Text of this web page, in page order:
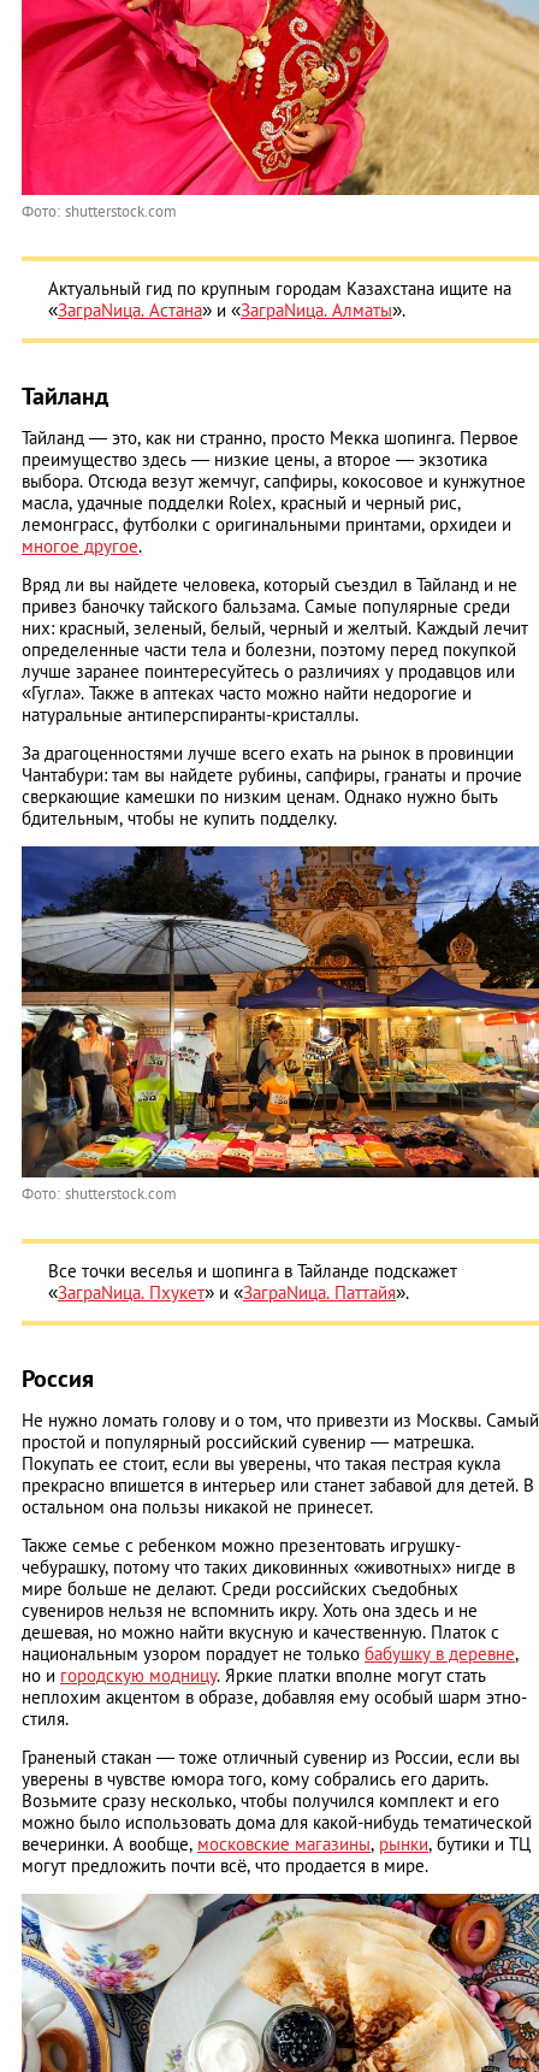
Фото: shutterstock.com
Актуальный гид по крупным городам Казахстана ищите на
«ЗаграNица. Астана» и «ЗаграNица. Алматы».
Тайланд
Тайланд — это, как ни странно, просто Мекка шопинга. Первое
преимущество здесь — низкие цены, а второе — экзотика
выбора. Отсюда везут жемчуг, сапфиры, кокосовое и кунжутное
масла, удачные подделки Rolex, красный и черный рис,
лемонграсс, футболки с оригинальными принтами, орхидеи и
многое другое.
Вряд ли вы найдете человека, который съездил в Тайланд и не
привез баночку тайского бальзама. Самые популярные среди
них: красный, зеленый, белый, черный и желтый. Каждый лечит
определенные части тела и болезни, поэтому перед покупкой
лучше заранее поинтересуйтесь о различиях у продавцов или
«Гугла». Также в аптеках часто можно найти недорогие и
натуральные антиперспиранты-кристаллы.
За драгоценностями лучше всего ехать на рынок в провинции
Чантабури: там вы найдете рубины, сапфиры, гранаты и прочие
сверкающие камешки по низким ценам. Однако нужно быть
бдительным, чтобы не купить подделку.
Фото: shutterstock.com
Все точки веселья и шопинга в Тайланде подскажет
«ЗаграNица. Пхукет» и «ЗаграNица. Паттайя».
Россия
Не нужно ломать голову и о том, что привезти из Москвы. Самый
простой и популярный российский сувенир — матрешка.
Покупать ее стоит, если вы уверены, что такая пестрая кукла
прекрасно впишется в интерьер или станет забавой для детей. В
остальном она пользы никакой не принесет.
Также семье с ребенком можно презентовать игрушку-
чебурашку, потому что таких диковинных «животных» нигде в
мире больше не делают. Среди российских съедобных
сувениров нельзя не вспомнить икру. Хоть она здесь и не
дешевая, но можно найти вкусную и качественную. Платок с
национальным узором порадует не только бабушку в деревне,
но и городскую модницу. Яркие платки вполне могут стать
неплохим акцентом в образе, добавляя ему особый шарм этно-
стиля.
Граненый стакан — тоже отличный сувенир из России, если вы
уверены в чувстве юмора того, кому cобрались его дарить.
Возьмите сразу несколько, чтобы получился комплект и его
можно было использовать дома для какой-нибудь тематической
вечеринки. А вообще, московские магазины, рынки, бутики и ТЦ
могут предложить почти всё, что продается в мире.